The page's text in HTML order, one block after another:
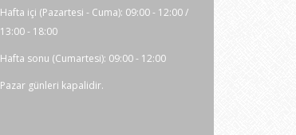
Hafta içi (Pazartesi - Cuma): 09:00 - 12:00 /
13:00 - 18:00
Hafta sonu (Cumartesi): 09:00 - 12:00
Pazar günleri kapalidir.